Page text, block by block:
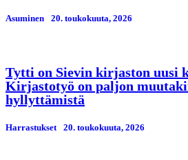
Asuminen 20. toukokuuta, 2026
Tytti on Sievin kirjaston uusi
Kirjastotyö on paljon
hyllyttämistä
Harrastukset 20. toukokuuta, 2026